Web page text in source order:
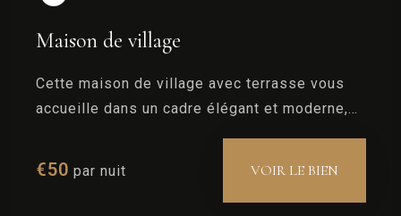
Maison de village
Cette maison de village avec terrasse vous
accueille dans un cadre élégant et moderne,
€50 par nuit VOIR LE BIEN